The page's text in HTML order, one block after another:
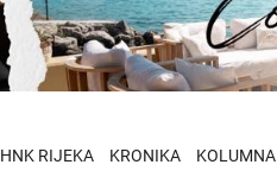
HNK RIJEKA KRONIKA KOLUMNA